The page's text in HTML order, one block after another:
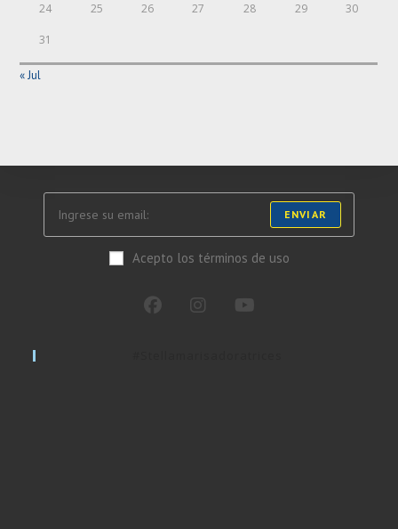
24 25 26 27 28 29 30
31
« Jul
ENVIAR
Acepto los términos de uso